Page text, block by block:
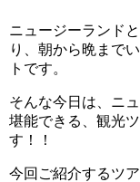
ニュージーランド
り、朝から晩まで
トです。
そんな今日は、ニ
堪能できる、観光
す！！
今回ご紹介するツ